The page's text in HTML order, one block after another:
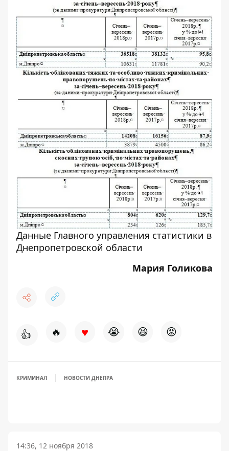
Данные Главного управления статистики в
Днепропетровской области
Мария Голикова
👍 🔥 ♥ 😭 😆 😡
КРИМИНАЛ НОВОСТИ ДНЕПРА
14:36, 12 ноября 2018